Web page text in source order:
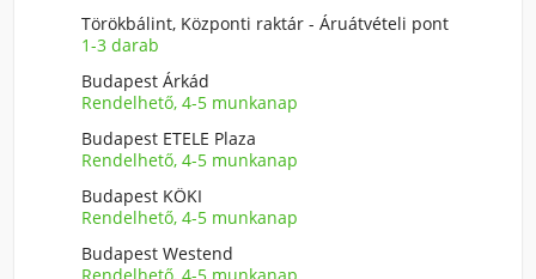
Törökbálint, Központi raktár - Áruátvételi pont
1-3 darab
Budapest Árkád
Rendelhető, 4-5 munkanap
Budapest ETELE Plaza
Rendelhető, 4-5 munkanap
Budapest KÖKI
Rendelhető, 4-5 munkanap
Budapest Westend
Rendelhető, 4-5 munkanap